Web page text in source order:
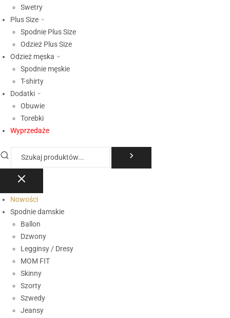
Swetry
Plus Size
Spodnie Plus Size
Odzież Plus Size
Odzież męska
Spodnie męskie
T-shirty
Dodatki
Obuwie
Torebki
Wyprzedaże
Nowości
Spodnie damskie
Ballon
Dzwony
Legginsy / Dresy
MOM FIT
Skinny
Szorty
Szwedy
Jeansy